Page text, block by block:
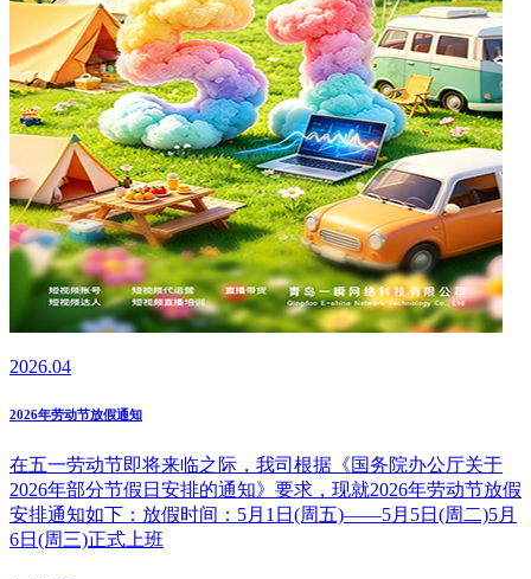
2026.04
2026年劳动节放假通知
在五一劳动节即将来临之际，我司根据《国务院办公厅关于
2026年部分节假日安排的通知》要求，现就2026年劳动节放假
安排通知如下：放假时间：5月1日(周五)——5月5日(周二)5月
6日(周三)正式上班